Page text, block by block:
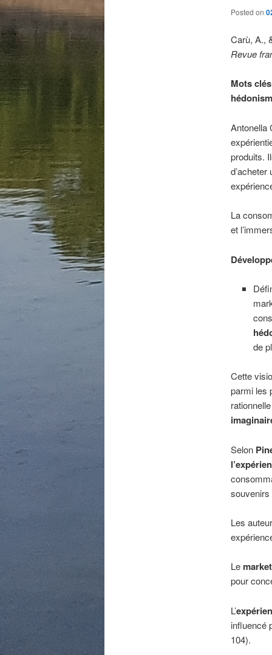
Posted on
Carù, A.,
Revue
Mots
Antonella
produits.
La
et
de
Cette
parmi les
Selon
souvenirs
Les
Le
pour
L’
influencé
104).